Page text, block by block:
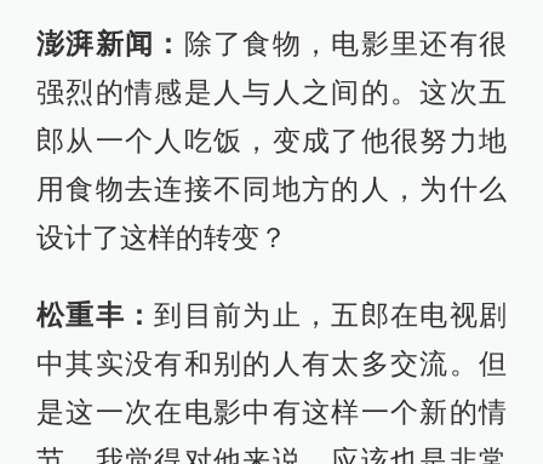
澎湃新闻： 除了食物，电影里还有很
强烈的情感是人与人之间的。这次五
郎从一个人吃饭，变成了他很努力地
用食物去连接不同地方的人，为什么
设计了这样的转变？
松重丰：到目前为止，五郎在电视剧
中其实没有和别的人有太多交流。但
是这一次在电影中有这样一个新的情